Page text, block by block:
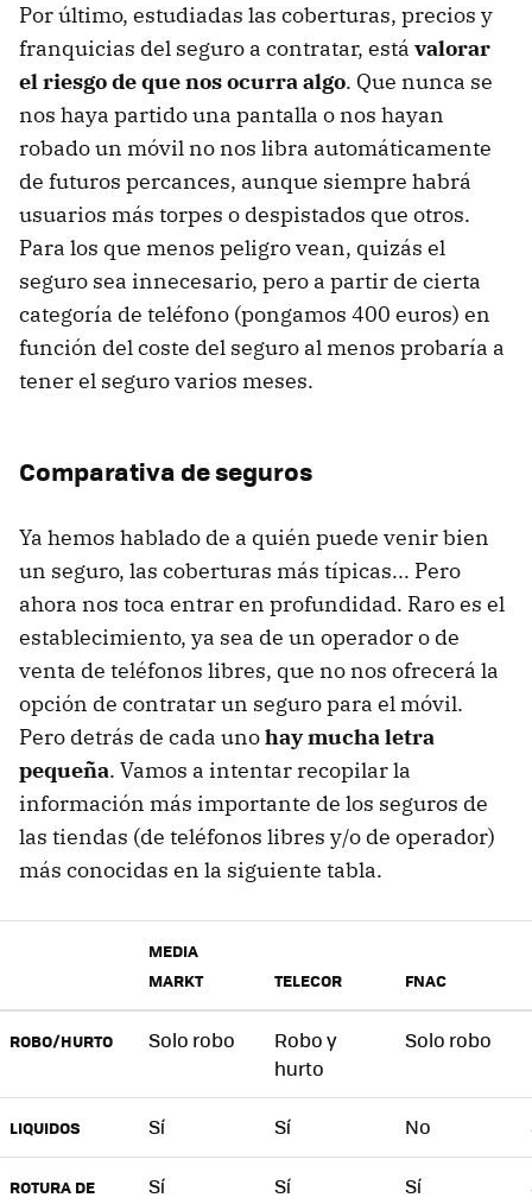
Por último, estudiadas las coberturas, precios y
franquicias del seguro a contratar, está valorar
el riesgo de que nos ocurra algo. Que nunca se
nos haya partido una pantalla o nos hayan
robado un móvil no nos libra automáticamente
de futuros percances, aunque siempre habrá
usuarios más torpes o despistados que otros.
Para los que menos peligro vean, quizás el
seguro sea innecesario, pero a partir de cierta
categoría de teléfono (pongamos 400 euros) en
función del coste del seguro al menos probaría a
tener el seguro varios meses.
Comparativa de seguros
Ya hemos hablado de a quién puede venir bien
un seguro, las coberturas más típicas... Pero
ahora nos toca entrar en profundidad. Raro es el
establecimiento, ya sea de un operador o de
venta de teléfonos libres, que no nos ofrecerá la
opción de contratar un seguro para el móvil.
Pero detrás de cada unohay mucha letra
pequeña. Vamos a intentar recopilar la
información más importante de los seguros de
las tiendas (de teléfonos libres y/o de operador)
más conocidas en la siguiente tabla.
MEDIA
MARKT
TELECOR FNAC
ROBO/HURTO Solo robo
Robo y
hurto
Solo robo
LIQUIDOS Sí Sí No
ROTURA DE Sí Sí Sí